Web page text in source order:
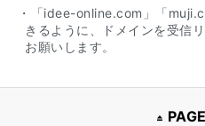
・「idee-online.com」「
きるように、ドメインを受信
お願いします。